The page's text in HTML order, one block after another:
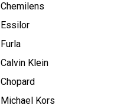
Chemilens
Essilor
Furla
Calvin Klein
Chopard
Michael Kors